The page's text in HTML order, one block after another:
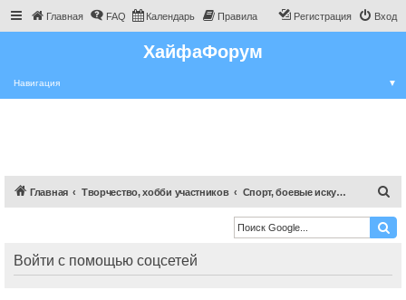
Главная FAQ Календарь Правила Вход
Регистрация
ХайфаФорум
Навигация ▼
Главная Творчество, хобби участников Спорт, боевые искусства, танцы
и
к
Войти с помощью соцсетей